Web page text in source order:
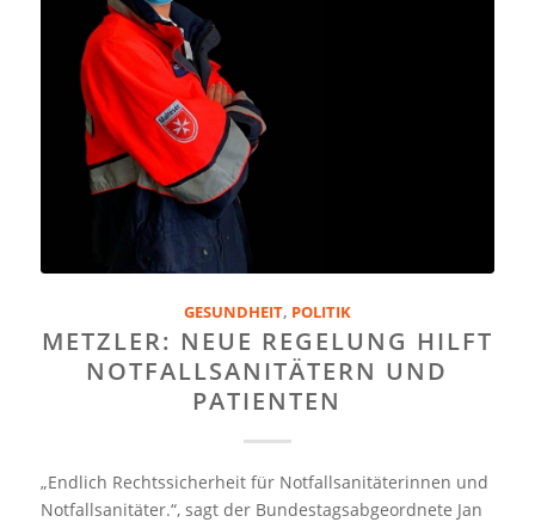
GESUNDHEIT, POLITIK
METZLER: NEUE REGELUNG HILFT
NOTFALLSANITÄTERN UND
PATIENTEN
„Endlich Rechtssicherheit für Notfallsanitäterinnen und
Notfallsanitäter.“, sagt der Bundestagsabgeordnete Jan